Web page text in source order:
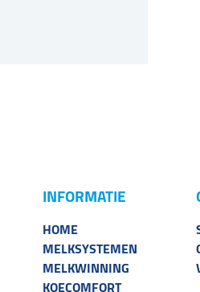
INFORMATIE
HOME
MELKSYSTEMEN
MELKWINNING
KOECOMFORT